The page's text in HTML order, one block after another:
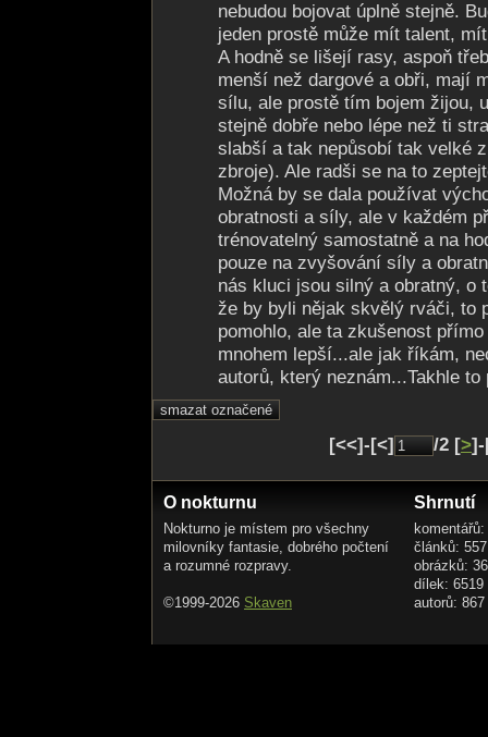
nebudou bojovat úplně stejně.
jeden prostě může mít talent,
A hodně se lišejí rasy, aspoň
menší než dargové a obři, mají
sílu, ale prostě tím bojem žijou,
stejně dobře nebo lépe než ti
slabší a tak nepůsobí tak velké
zbroje). Ale radši se na to
Možná by se dala používat
obratnosti a síly, ale v každém
trénovatelný samostatně a na
pouze na zvyšování síly a
nás kluci jsou silný a obratný, o
že by byli nějak skvělý rváči, to
pomohlo, ale ta zkušenost
mnohem lepší...ale jak říkám,
autorů, který neznám...Takhle
[<<]-[<] /2 [>
O nokturnu
Nokturno je místem pro všechny
milovníky fantasie, dobrého počtení
a rozumné rozpravy.
©1999-2026 Skaven
Shrnutí
článků: 557
obrázků:
dílek: 6519
autorů: 867